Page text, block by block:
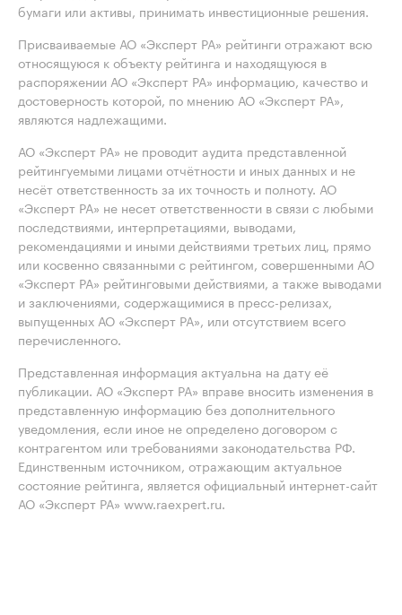
бумаги или активы, принимать инвестиционные решения.
Присваиваемые АО «Эксперт РА» рейтинги отражают всю
относящуюся к объекту рейтинга и находящуюся в
распоряжении АО «Эксперт РА» информацию, качество и
достоверность которой, по мнению АО «Эксперт РА»,
являются надлежащими.
АО «Эксперт РА» не проводит аудита представленной
рейтингуемыми лицами отчётности и иных данных и не
несёт ответственность за их точность и полноту. АО
«Эксперт РА» не несет ответственности в связи с любыми
последствиями, интерпретациями, выводами,
рекомендациями и иными действиями третьих лиц, прямо
или косвенно связанными с рейтингом, совершенными АО
«Эксперт РА» рейтинговыми действиями, а также выводами
и заключениями, содержащимися в пресс-релизах,
выпущенных АО «Эксперт РА», или отсутствием всего
перечисленного.
Представленная информация актуальна на дату её
публикации. АО «Эксперт РА» вправе вносить изменения в
представленную информацию без дополнительного
уведомления, если иное не определено договором с
контрагентом или требованиями законодательства РФ.
Единственным источником, отражающим актуальное
состояние рейтинга, является официальный интернет-сайт
АО «Эксперт РА» www.raexpert.ru.